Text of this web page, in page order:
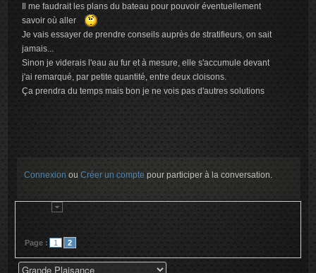
Il me faudrait les plans du bateau pour pouvoir éventuellement
savoir où aller
Je vais essayer de prendre conseils auprès de stratifieurs, on sait
jamais...
Sinon je viderais l'eau au fur et à mesure, elle s'accumule devant
j'ai remarqué, par petite quantité, entre deux cloisons.
Ça prendra du temps mais bon je ne vois pas d'autres solutions
Connexion ouCréer un compte pour participer à la conversation.
Page : 1 2